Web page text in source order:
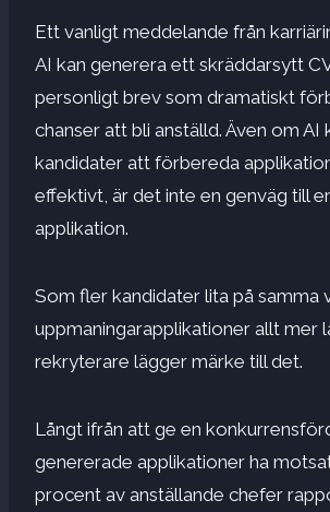
Ett vanligt meddelande från
AI kan generera ett skräddarsytt
personligt brev som dramatiskt
chanser att bli anställd. Även om AI
kandidater att förbereda
effektivt, är det inte en genväg till
applikation.
Som fler kandidater lita på samma
uppmaningarapplikationer allt mer
rekryterare lägger märke till det.
Långt ifrån att ge en
genererade applikationer ha
procent av anställande chefer